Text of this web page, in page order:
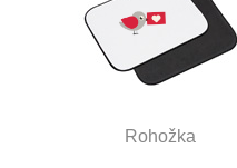
Rohožka